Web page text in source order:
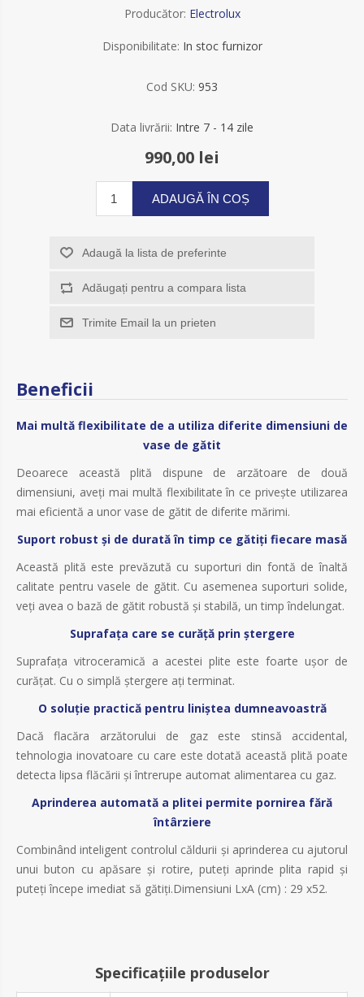
Producător: Electrolux
Disponibilitate: In stoc furnizor
Cod SKU: 953
Data livrării: Intre 7 - 14 zile
990,00 lei
ADAUGĂ ÎN COȘ
Adaugă la lista de preferinte
Adăugați pentru a compara lista
Trimite Email la un prieten
Beneficii
Mai multă flexibilitate de a utiliza diferite dimensiuni de
vase de gătit
Deoarece această plită dispune de arzătoare de două
dimensiuni, aveţi mai multă flexibilitate în ce priveşte utilizarea
mai eficientă a unor vase de gătit de diferite mărimi.
Suport robust şi de durată în timp ce gătiţi fiecare masă
Această plită este prevăzută cu suporturi din fontă de înaltă
calitate pentru vasele de gătit. Cu asemenea suporturi solide,
veţi avea o bază de gătit robustă şi stabilă, un timp îndelungat.
Suprafaţa care se curăţă prin ştergere
Suprafaţa vitroceramică a acestei plite este foarte uşor de
curăţat. Cu o simplă ştergere aţi terminat.
O soluţie practică pentru liniştea dumneavoastră
Dacă flacăra arzătorului de gaz este stinsă accidental,
tehnologia inovatoare cu care este dotată această plită poate
detecta lipsa flăcării şi întrerupe automat alimentarea cu gaz.
Aprinderea automată a plitei permite pornirea fără
întârziere
Combinând inteligent controlul căldurii şi aprinderea cu ajutorul
unui buton cu apăsare şi rotire, puteţi aprinde plita rapid şi
puteţi începe imediat să gătiţi.Dimensiuni LxA (cm) : 29 x52.
Specificațiile produselor